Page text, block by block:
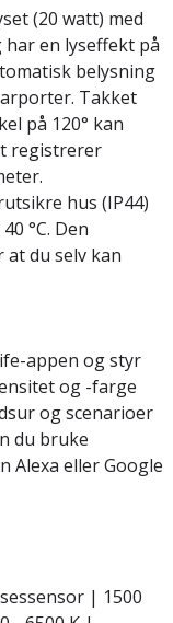
(20 watt) med
en lyseffekt på
belysning
Takket
på 120° kan
registrerer
hus (IP44)
°C. Den
du selv kan
appen og styr
og -farge
og scenarioer
du bruke
Alexa eller Google